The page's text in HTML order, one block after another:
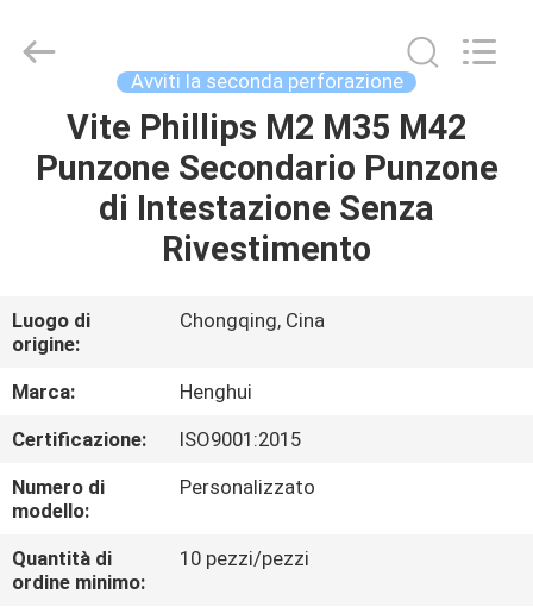
CASA
PRODOTTI
CIRCA
NOI
GIRO
DELLA
FABBRICA
Precision
Avviti la seconda perforazione
Vite Phillips M2 M35 M42
Punzone Secondario Punzone
di Intestazione Senza
Rivestimento
Luogo di
origine:
Chongqing, Cina
Marca:
Henghui
Certificazione:
ISO9001:2015
Numero di
modello:
Personalizzato
Quantità di
ordine minimo:
10 pezzi/pezzi